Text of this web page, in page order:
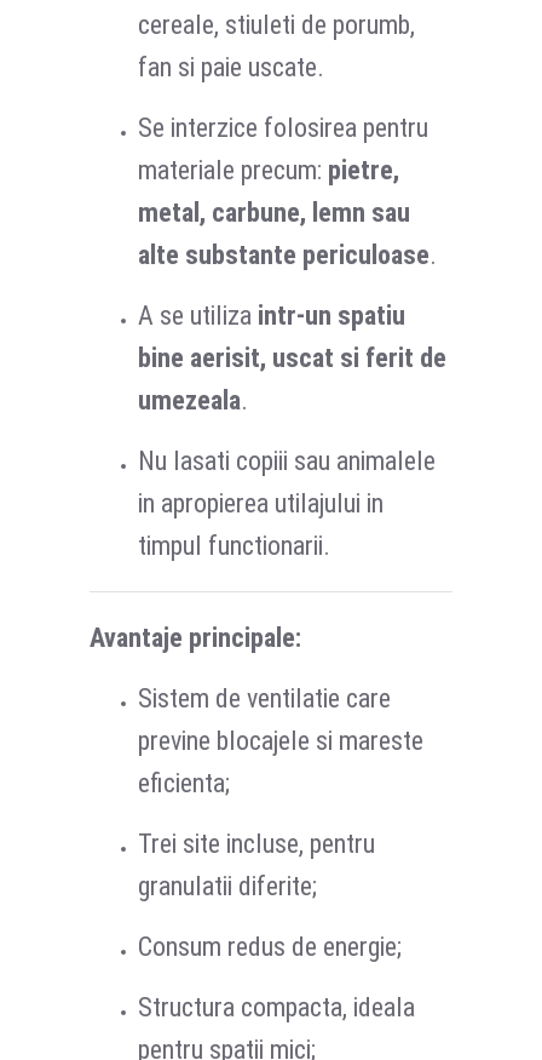
cereale, stiuleti de porumb,
fan si paie uscate.
Se interzice folosirea pentru
materiale precum: pietre,
metal, carbune, lemn sau
alte substante periculoase.
A se utiliza intr-un spatiu
bine aerisit, uscat si ferit de
umezeala.
Nu lasati copiii sau animalele
in apropierea utilajului in
timpul functionarii.
Avantaje principale:
Sistem de ventilatie care
previne blocajele si mareste
eficienta;
Trei site incluse, pentru
granulatii diferite;
Consum redus de energie;
Structura compacta, ideala
pentru spatii mici;